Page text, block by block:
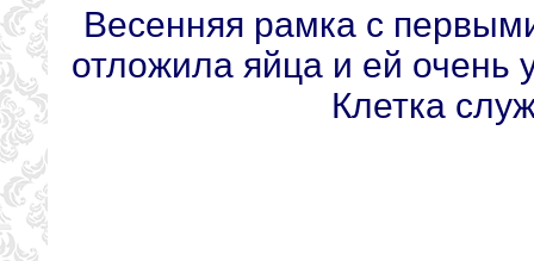
Весенняя рамка с
отложила яйца и ей очень
Клетка